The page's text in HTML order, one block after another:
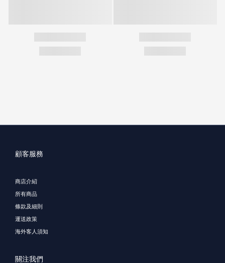
顧客服務
商店介紹
所有商品
條款及細則
運送政策
海外客人須知
關注我們